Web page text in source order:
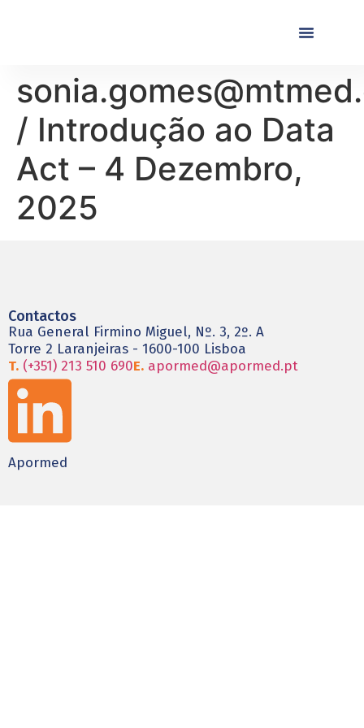
/ Introdução ao Data
Act – 4 Dezembro,
2025
Contactos
Rua General Firmino Miguel, Nº. 3, 2º. A
Torre 2 Laranjeiras - 1600-100 Lisboa
T. (+351) 213 510 690E. apormed@apormed.pt
Apormed